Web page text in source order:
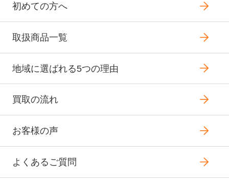
初めての方へ
取扱商品一覧
地域に選ばれる5つの理由
買取の流れ
お客様の声
よくあるご質問